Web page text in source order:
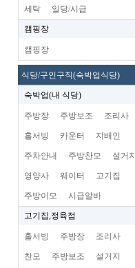
세탁 일당/시급
캠핑장
캠핑장
식당/구인구직(숙박업식당)
숙박업(내 식당)
주방장 주방보조 조리사
홀서빙 카운터 지배인
주차안내 주방찬모 설거지
영양사 웨이터 고기집
주방이모 시급알바
고기집,정육점
홀서빙 주방장 조리사
찬모 주방보조 설거지